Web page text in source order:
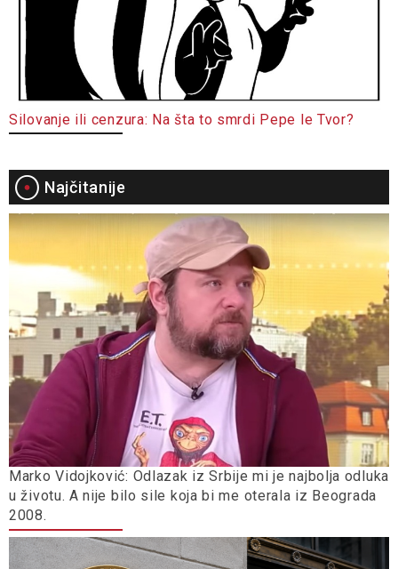
Silovanje ili cenzura: Na šta to smrdi Pepe le Tvor?
Najčitanije
Marko Vidojković: Odlazak iz Srbije mi je najbolja odluka
u životu. A nije bilo sile koja bi me oterala iz Beograda
2008.